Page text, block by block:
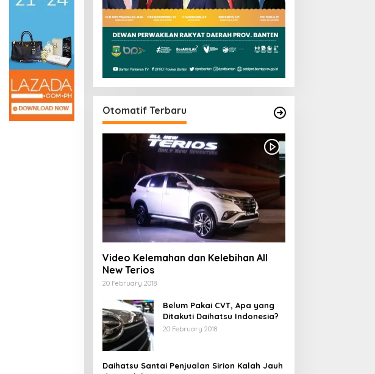
Otomatif Terbaru
Video Kelemahan dan Kelebihan All
New Terios
20 February 2018
Belum Pakai CVT, Apa yang
Ditakuti Daihatsu Indonesia?
20 February 2018
Daihatsu Santai Penjualan Sirion Kalah Jauh